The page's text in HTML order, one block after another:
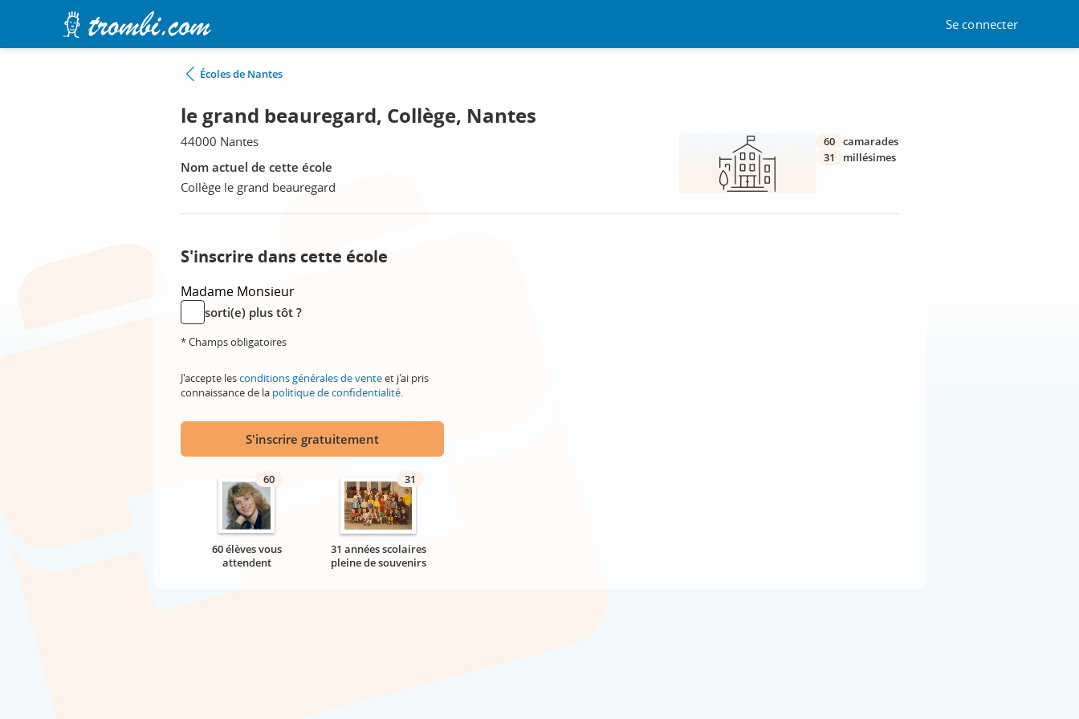
Se connecter
Écoles de Nantes
le grand beauregard, Collège, Nantes
44000 Nantes
Nom actuel de cette école
Collège le grand beauregard
60 camarades
31
millésimes
S'inscrire dans cette école
Madame Monsieur
sorti(e) plus tôt ?
* Champs obligatoires
J'accepte lesconditions générales de venteet j'ai pris
connaissance de la politique de confidentialité.
S'inscrire gratuitement
60
60 élèves vous
attendent
31
31 années scolaires
pleine de souvenirs